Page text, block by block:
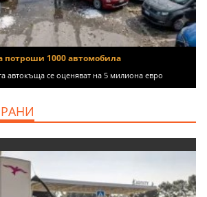
потроши 1000 автомобила
автокъща се оценяват на 5 милиона евро